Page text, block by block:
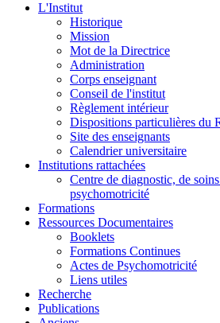
L'Institut
Historique
Mission
Mot de la Directrice
Administration
Corps enseignant
Conseil de l'institut
Règlement intérieur
Dispositions particulières du
Site des enseignants
Calendrier universitaire
Institutions rattachées
Centre de diagnostic, de
psychomotricité
Formations
Ressources Documentaires
Booklets
Formations Continues
Actes de Psychomotricité
Liens utiles
Recherche
Publications